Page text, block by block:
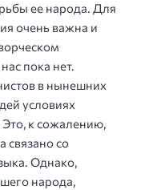
ее народа. Для
очень важна и
пока нет.
в нынешних
условиях
к сожалению,
связано со
Однако,
народа,